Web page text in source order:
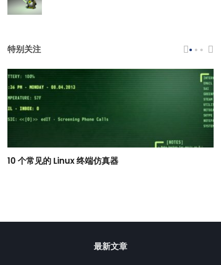
特别关注
10 个常见的 Linux 终端仿真器
最新文章